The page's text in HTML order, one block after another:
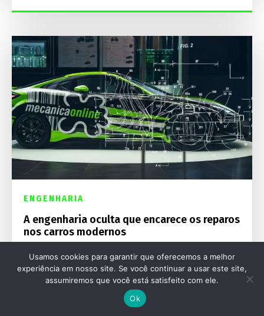
ENGENHARIA
A engenharia oculta que encarece os reparos
nos carros modernos
Usamos cookies para garantir que oferecemos a melhor
experiência em nosso site. Se você continuar a usar este site,
assumiremos que você está satisfeito com ele.
Ok